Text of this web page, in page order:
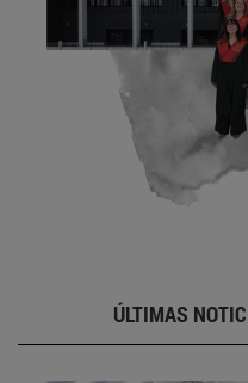
ÚLTIMAS